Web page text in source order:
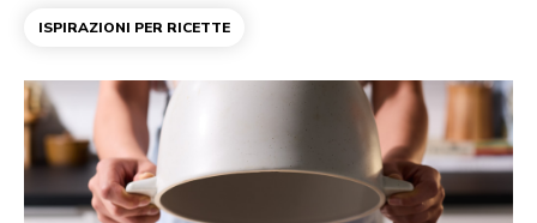
ISPIRAZIONI PER RICETTE